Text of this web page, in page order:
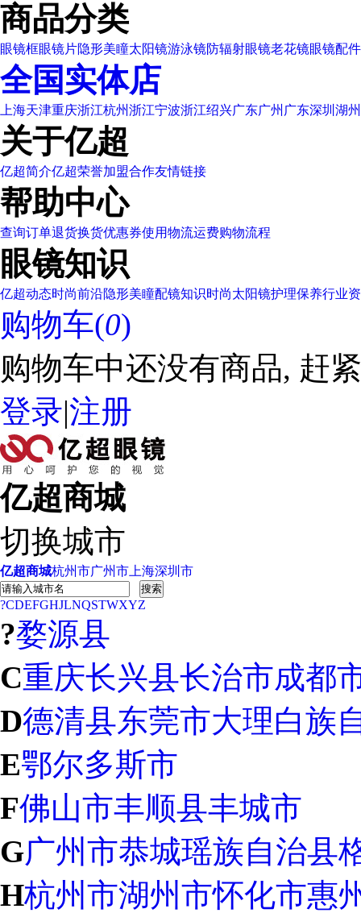
商品分类
眼镜框眼镜片隐形美瞳太阳镜游泳镜防辐射眼镜老花镜眼镜配件
全国实体店
上海天津重庆浙江杭州浙江宁波浙江绍兴广东广州 广东深圳 湖
关于亿超
亿超简介亿超荣誉加盟合作友情链接
帮助中心
查询订单退货换货优惠券使用物流运费购物流程
眼镜知识
亿超动态时尚前沿隐形美瞳配镜知识时尚太阳镜护理保养行业
购物车(0)
购物车中还没有商品, 赶
登录|注册
亿超商城
切换城市
亿超商城杭州市广州市 上海深圳市
搜索
?CDEFGHJLNQSTWXYZ
?婺源县
C重庆长兴县长治市成都
D德清县东莞市大理白族
E鄂尔多斯市
F佛山市丰顺县丰城市
G广州市恭城瑶族自治县
H杭州市湖州市怀化市惠